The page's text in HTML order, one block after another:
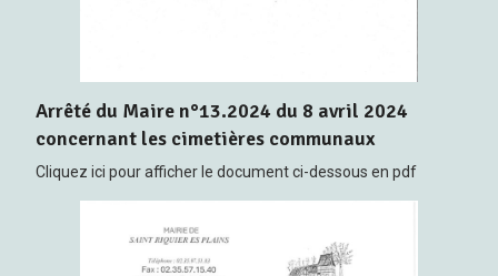
Arrêté du Maire n°13.2024 du 8 avril 2024
concernant les cimetières communaux
Cliquez ici pour afficher le document ci-dessous en pdf